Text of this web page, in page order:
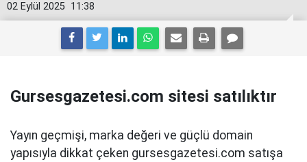
11:38
02 Eylül 2025
Gursesgazetesi.com sitesi satılıktır
Yayın geçmişi, marka değeri ve güçlü domain
yapısıyla dikkat çeken gursesgazetesi.com satışa